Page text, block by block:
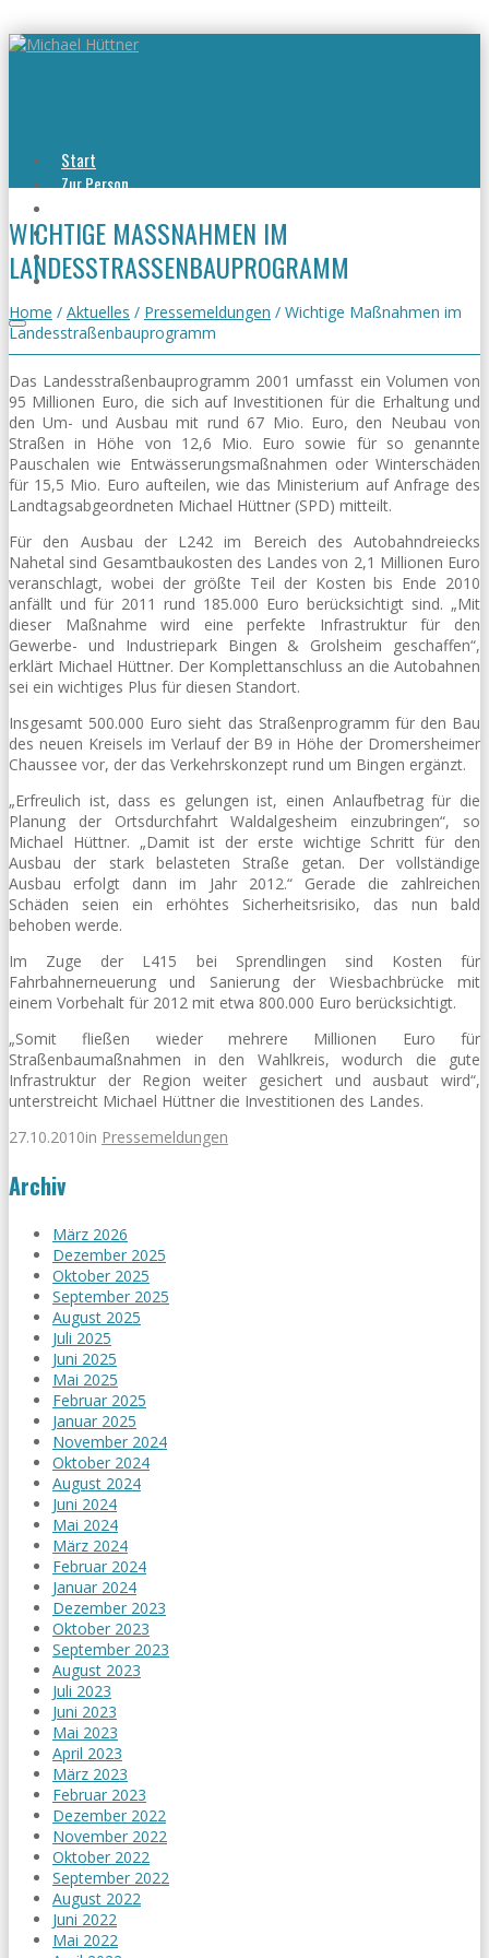
Start
Zur Person
Viel erreicht
Viel zu tun
Kontakt
WICHTIGE MASSNAHMEN IM L
ANDESSTRASSENBAUPROGRAMM
Home / Aktuelles / Pressemeldungen / Wichtige Maßnahmen im
Landesstraßenbauprogramm
Das Landesstraßenbauprogramm 2001 umfasst ein Volumen von
95 Millionen Euro, die sich auf Investitionen für die Erhaltung und
den Um- und Ausbau mit rund 67 Mio. Euro, den Neubau von
Straßen in Höhe von 12,6 Mio. Euro sowie für so genannte
Pauschalen wie Entwässerungsmaßnahmen oder Winterschäden
für 15,5 Mio. Euro aufteilen, wie das Ministerium auf Anfrage des
Landtagsabgeordneten Michael Hüttner (SPD) mitteilt.
Für den Ausbau der L242 im Bereich des Autobahndreiecks
Nahetal sind Gesamtbaukosten des Landes von 2,1 Millionen Euro
veranschlagt, wobei der größte Teil der Kosten bis Ende 2010
anfällt und für 2011 rund 185.000 Euro berücksichtigt sind. „Mit
dieser Maßnahme wird eine perfekte Infrastruktur für den
Gewerbe- und Industriepark Bingen & Grolsheim geschaffen“,
erklärt Michael Hüttner. Der Komplettanschluss an die Autobahnen
sei ein wichtiges Plus für diesen Standort.
Insgesamt 500.000 Euro sieht das Straßenprogramm für den Bau
des neuen Kreisels im Verlauf der B9 in Höhe der Dromersheimer
Chaussee vor, der das Verkehrskonzept rund um Bingen ergänzt.
„Erfreulich ist, dass es gelungen ist, einen Anlaufbetrag für die
Planung der Ortsdurchfahrt Waldalgesheim einzubringen“, so
Michael Hüttner. „Damit ist der erste wichtige Schritt für den
Ausbau der stark belasteten Straße getan. Der vollständige
Ausbau erfolgt dann im Jahr 2012.“ Gerade die zahlreichen
Schäden seien ein erhöhtes Sicherheitsrisiko, das nun bald
behoben werde.
Im Zuge der L415 bei Sprendlingen sind Kosten für
Fahrbahnerneuerung und Sanierung der Wiesbachbrücke mit
einem Vorbehalt für 2012 mit etwa 800.000 Euro berücksichtigt.
„Somit fließen wieder mehrere Millionen Euro für
Straßenbaumaßnahmen in den Wahlkreis, wodurch die gute
Infrastruktur der Region weiter gesichert und ausbaut wird“,
unterstreicht Michael Hüttner die Investitionen des Landes.
27.10.2010in Pressemeldungen
Archiv
März 2026
Dezember 2025
Oktober 2025
September 2025
August 2025
Juli 2025
Juni 2025
Mai 2025
Februar 2025
Januar 2025
November 2024
Oktober 2024
August 2024
Juni 2024
Mai 2024
März 2024
Februar 2024
Januar 2024
Dezember 2023
Oktober 2023
September 2023
August 2023
Juli 2023
Juni 2023
Mai 2023
April 2023
März 2023
Februar 2023
Dezember 2022
November 2022
Oktober 2022
September 2022
August 2022
Juni 2022
Mai 2022